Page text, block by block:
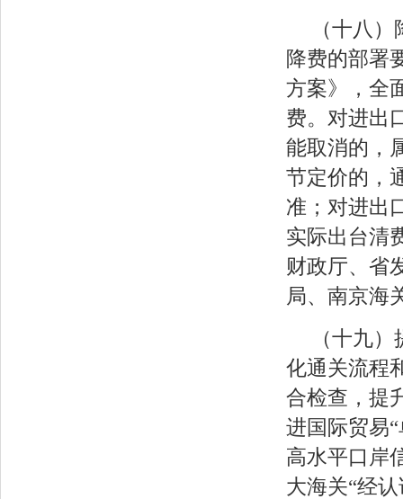
（十八
降费的部署
方案》，全
费。对进出
能取消的，
节定价的，
准；对进出
实际出台清
财政厅、省
局、南京海
（十九
化通关流程
合检查，提
进国际贸易
高水平口岸
大海关“经